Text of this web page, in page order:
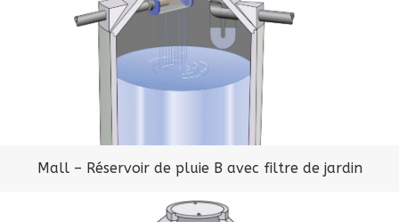
Mall – Réservoir de pluie B avec filtre de jardin